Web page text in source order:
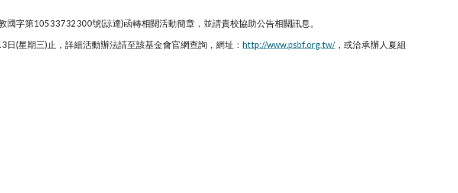
國字第10533732300號(諒達)函轉相關活動簡章，並請貴校協助公告相關訊息。
日(星期三)止，詳細活動辦法請至該基金會官網查詢，網址：http://www.psbf.org.tw/，或洽承辦人夏組